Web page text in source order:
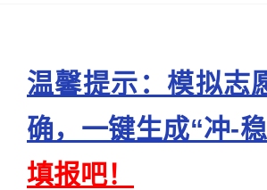
温馨提示：模拟志
确，一键生成“冲-稳
填报吧！